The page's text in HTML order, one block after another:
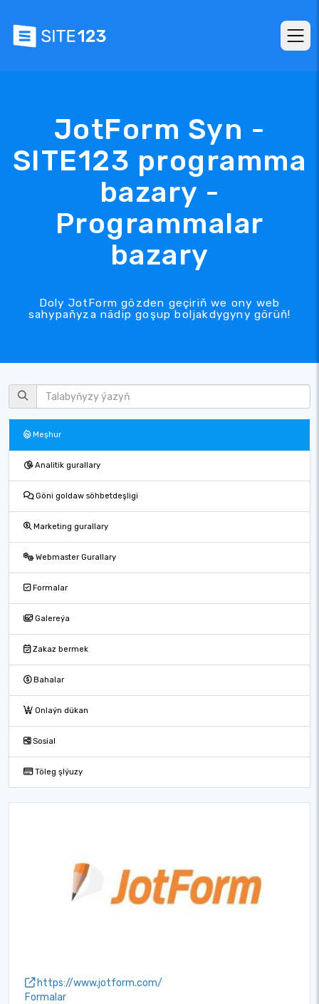
JotForm Syn -
SITE123 programma
bazary -
Programmalar
bazary
Doly JotForm gözden geçiriň we ony web
sahypaňyza nädip goşup boljakdygyny görüň!
Meşhur
Analitik gurallary
Göni goldaw söhbetdeşligi
Marketing gurallary
Webmaster Gurallary
Formalar
Galereýa
Zakaz bermek
Bahalar
Onlaýn dükan
Sosial
Töleg şlýuzy
https://www.jotform.com/
Formalar